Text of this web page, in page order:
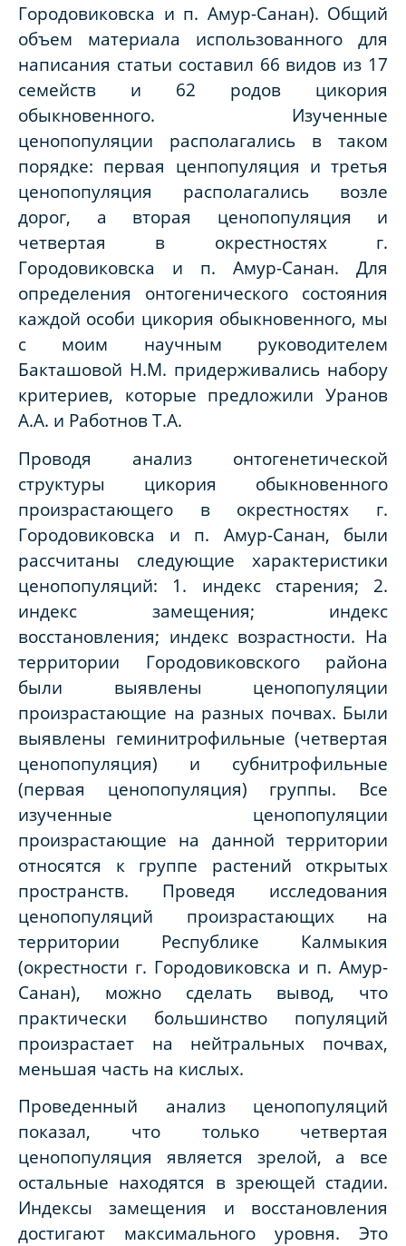
Городовиковска и п. Амур-Санан). Общий
объем материала использованного для
написания статьи составил 66 видов из 17
семейств и 62 родов цикория
обыкновенного. Изученные
ценопопуляции располагались в таком
порядке: первая ценпопуляция и третья
ценопопуляция располагались возле
дорог, а вторая ценопопуляция и
четвертая в окрестностях г.
Городовиковска и п. Амур-Санан. Для
определения онтогенического состояния
каждой особи цикория обыкновенного, мы
с моим научным руководителем
Бакташовой Н.М. придерживались набору
критериев, которые предложили Уранов
А.А. и Работнов Т.А.
Проводя анализ онтогенетической
структуры цикория обыкновенного
произрастающего в окрестностях г.
Городовиковска и п. Амур-Санан, были
рассчитаны следующие характеристики
ценопопуляций: 1. индекс старения; 2.
индекс замещения; индекс
восстановления; индекс возрастности. На
территории Городовиковского района
были выявлены ценопопуляции
произрастающие на разных почвах. Были
выявлены геминитрофильные (четвертая
ценопопуляция) и субнитрофильные
(первая ценопопуляция) группы. Все
изученные ценопопуляции
произрастающие на данной территории
относятся к группе растений открытых
пространств. Проведя исследования
ценопопуляций произрастающих на
территории Республике Калмыкия
(окрестности г. Городовиковска и п. Амур-
Санан), можно сделать вывод, что
практически большинство популяций
произрастает на нейтральных почвах,
меньшая часть на кислых.
Проведенный анализ ценопопуляций
показал, что только четвертая
ценопопуляция является зрелой, а все
остальные находятся в зреющей стадии.
Индексы замещения и восстановления
достигают максимального уровня. Это